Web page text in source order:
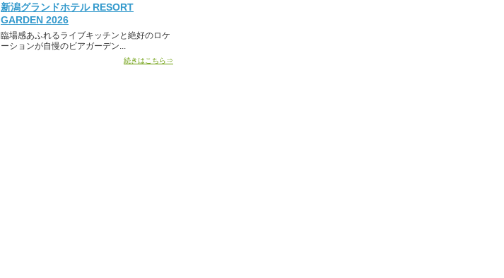
新潟グランドホテル RESORT
GARDEN 2026
臨場感あふれるライブキッチンと絶好のロケ
ーションが自慢のビアガーデン...
続きはこちら⇒